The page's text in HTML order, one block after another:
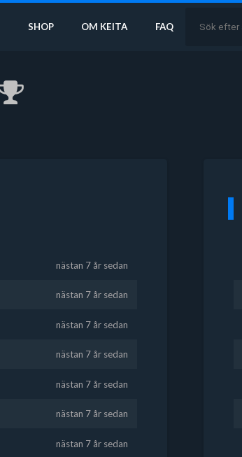
SHOP OM KEITA FAQ
nästan 7 år sedan
nästan 7 år sedan
nästan 7 år sedan
nästan 7 år sedan
nästan 7 år sedan
nästan 7 år sedan
nästan 7 år sedan